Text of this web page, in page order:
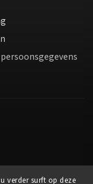
verder surft op deze